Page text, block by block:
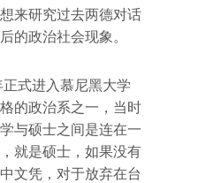
来研究过去两德对话
的政治社会现象。
式进入慕尼黑大学
的政治系之一，当时
与硕士之间是连在一
就是硕士，如果没有
文凭，对于放弃在台